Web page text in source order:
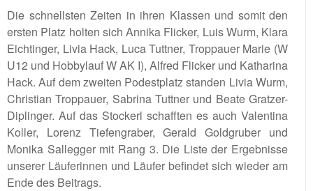
Die schnellsten Zeiten in ihren Klassen und somit den
ersten Platz holten sich Annika Flicker, Luis Wurm, Klara
Eichtinger, Livia Hack, Luca Tuttner, Troppauer Marie (W
U12 und Hobbylauf W AK I), Alfred Flicker und Katharina
Hack. Auf dem zweiten Podestplatz standen Livia Wurm,
Christian Troppauer, Sabrina Tuttner und Beate Gratzer-
Diplinger. Auf das Stockerl schafften es auch Valentina
Koller, Lorenz Tiefengraber, Gerald Goldgruber und
Monika Sallegger mit Rang 3. Die Liste der Ergebnisse
unserer Läuferinnen und Läufer befindet sich wieder am
Ende des Beitrags.